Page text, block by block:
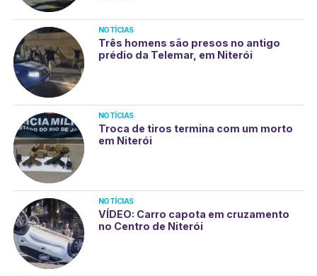
NOTÍCIAS
Três homens são presos no antigo
prédio da Telemar, em Niterói
NOTÍCIAS
Troca de tiros termina com um morto
em Niterói
NOTÍCIAS
VÍDEO: Carro capota em cruzamento
no Centro de Niterói